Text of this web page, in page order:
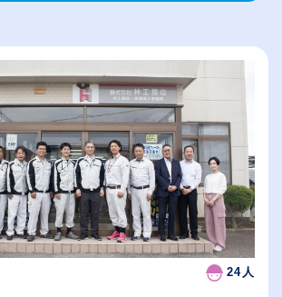
（⾼卒の給与を基準）
従業員が多い順
休日数が多い順
24人